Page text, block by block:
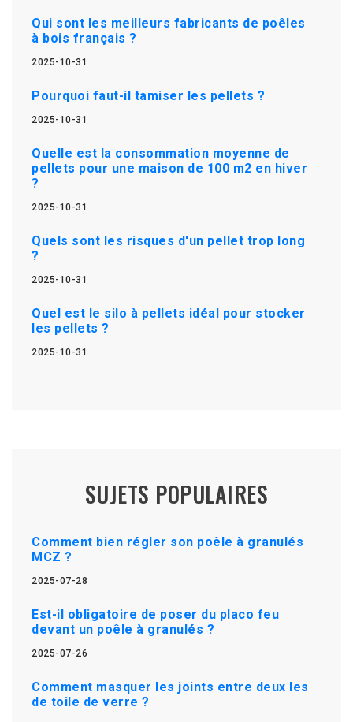
Qui sont les meilleurs fabricants de poêles
à bois français ?
2025-10-31
Pourquoi faut-il tamiser les pellets ?
2025-10-31
Quelle est la consommation moyenne de
pellets pour une maison de 100 m2 en hiver
?
2025-10-31
Quels sont les risques d'un pellet trop long
?
2025-10-31
Quel est le silo à pellets idéal pour stocker
les pellets ?
2025-10-31
SUJETS POPULAIRES
Comment bien régler son poêle à granulés
MCZ ?
2025-07-28
Est-il obligatoire de poser du placo feu
devant un poêle à granulés ?
2025-07-26
Comment masquer les joints entre deux les
de toile de verre ?